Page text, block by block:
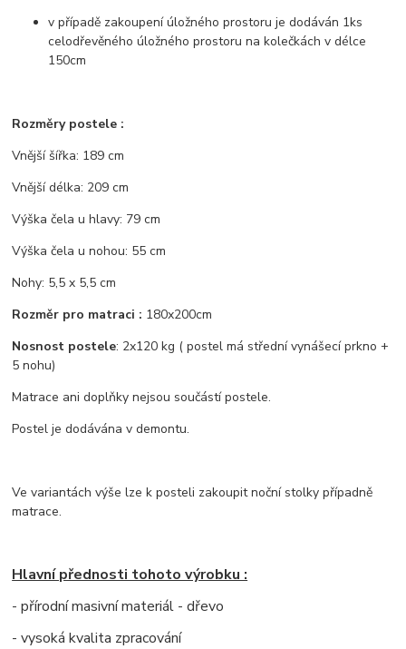
v případě zakoupení úložného prostoru je dodáván 1ks
celodřevěného úložného prostoru na kolečkách v délce
150cm
Rozměry postele :
Vnější šířka: 189 cm
Vnější délka: 209 cm
Výška čela u hlavy: 79 cm
Výška čela u nohou: 55 cm
Nohy: 5,5 x 5,5 cm
Rozměr pro matraci : 180x200cm
Nosnost postele: 2x120 kg ( postel má střední vynášecí prkno +
5 nohu)
Matrace ani doplňky nejsou součástí postele.
Postel je dodávána v demontu.
Ve variantách výše lze k posteli zakoupit noční stolky případně
matrace.
Hlavní přednosti tohoto výrobku :
- přírodní masivní materiál - dřevo
- vysoká kvalita zpracování